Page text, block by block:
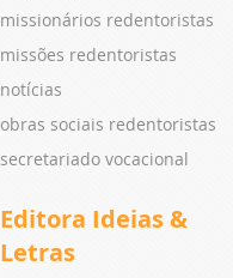
missionários redentoristas
missões redentoristas
notícias
obras sociais redentoristas
secretariado vocacional
Editora Ideias &
Letras